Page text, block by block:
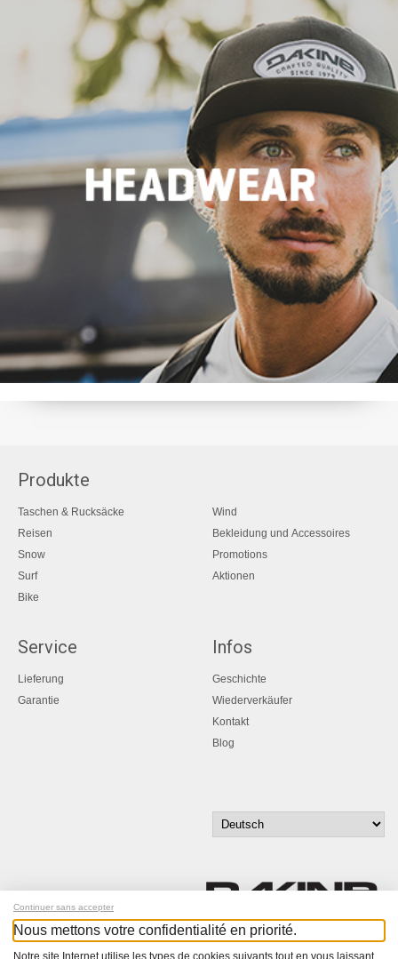
Produkte
Taschen & Rucksäcke
Reisen
Snow
Surf
Bike
Wind
Bekleidung und Accessoires
Promotions
Aktionen
Service
Lieferung
Garantie
Infos
Geschichte
Wiederverkäufer
Kontakt
Blog
Continuer sans accepter
Nous mettons votre confidentialité en priorité.
Notre site Internet utilise les types de cookies suivants tout en vous laissant